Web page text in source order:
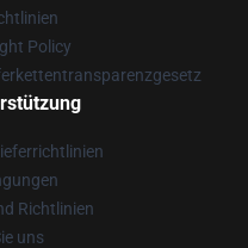
Policy
Richtlinien
uns